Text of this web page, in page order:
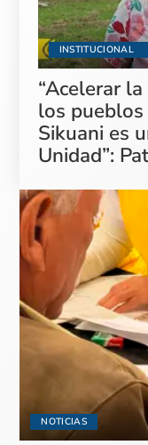
INSTITUCIONAL
“Acelerar
los pueblos
Sikuani es
Unidad”:
NOTICIAS